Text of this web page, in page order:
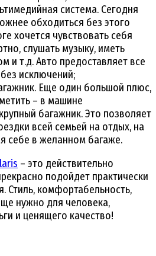
система. Сегодня
обходиться без этого
хочется чувствовать себя
слушать музыку, иметь
и т.д. Авто предоставляет все
исключений;
Еще один большой плюс,
– в машине
багажник. Это позволяет
всей семьей на отдых, на
себе в желанном багаже.
– это действительно
подойдет практически
Стиль, комфортабельность,
нужно для человека,
и ценящего качество!